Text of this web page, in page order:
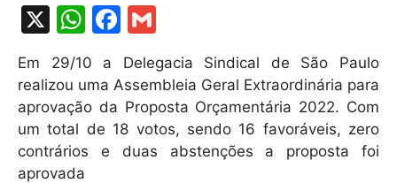
X
W
h
at
s
A
p
F
a
c
e
b
o
ai
l
Em 29/10 a Delegacia Sindical de São Paulo
realizou uma Assembleia Geral Extraordinária para
aprovação da Proposta Orçamentária 2022. Com
um total de 18 votos, sendo 16 favoráveis, zero
contrários e duas abstenções a proposta foi
aprovada